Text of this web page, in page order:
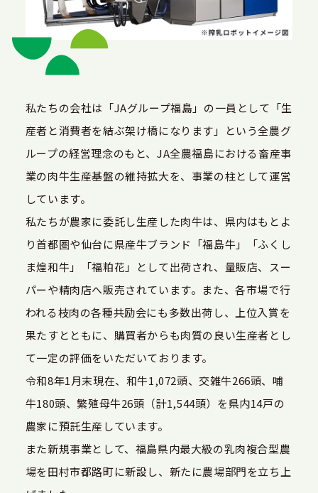
私たちの会社は「JAグループ福島」の一員として「生
産者と消費者を結ぶ架け橋になります」という全農グ
ループの経営理念のもと、JA全農福島における畜産事
業の肉牛生産基盤の維持拡大を、事業の柱として運営
しています。
私たちが農家に委託し生産した肉牛は、県内はもとよ
り首都圏や仙台に県産牛ブランド「福島牛」「ふくし
ま煌和牛」「福粕花」として出荷され、量販店、スー
パーや精肉店へ販売されています。また、各市場で行
われる枝肉の各種共励会にも多数出荷し、上位入賞を
果たすとともに、購買者からも肉質の良い生産者とし
て一定の評価をいただいております。
令和8年1月末現在、和牛1,072頭、交雑牛266頭、哺
牛180頭、繁殖母牛26頭（計1,544頭）を県内14戸の
農家に預託生産しています。
また新規事業として、福島県内最大級の乳肉複合型農
場を田村市都路町に新設し、新たに農場部門を立ち上